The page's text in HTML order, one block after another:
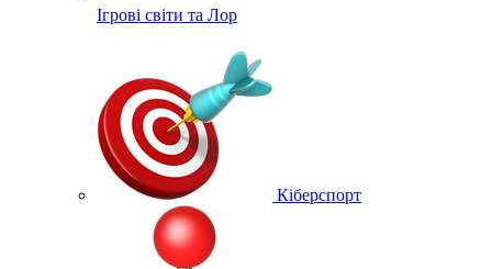
Ігрові світи та Лор
Кіберспорт